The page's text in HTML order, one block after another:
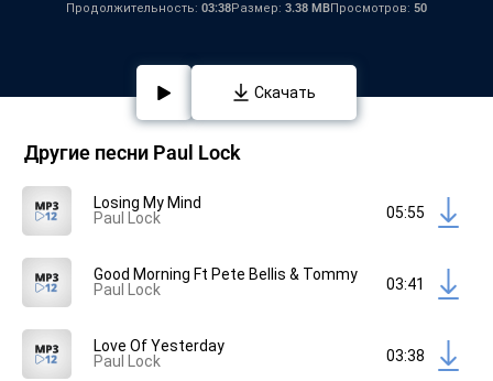
Продолжительность: 03:38Размер: 3.38 MBПросмотров: 50
Скачать
Другие песни Paul Lock
Losing My Mind
Paul Lock
05:55
Good Morning Ft Pete Bellis & Tommy
Paul Lock
03:41
Love Of Yesterday
Paul Lock
03:38